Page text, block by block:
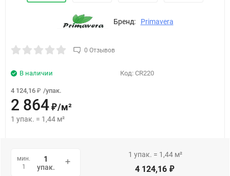
Бренд: Primavera
0 Отзывов
Код: CR220
В наличии
4 124,16 ₽ /упак.
2 864 ₽/м²
1 упак. = 1,44 м²
мин.
1
упак.
1 упак. = 1,44 м²
4 124,16 ₽